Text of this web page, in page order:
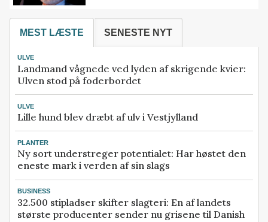
MEST LÆSTE SENESTE NYT
ULVE
Landmand vågnede ved lyden af skrigende kvier:
Ulven stod på foderbordet
ULVE
Lille hund blev dræbt af ulv i Vestjylland
PLANTER
Ny sort understreger potentialet: Har høstet den
eneste mark i verden af sin slags
BUSINESS
32.500 stipladser skifter slagteri: En af landets
største producenter sender nu grisene til Danish